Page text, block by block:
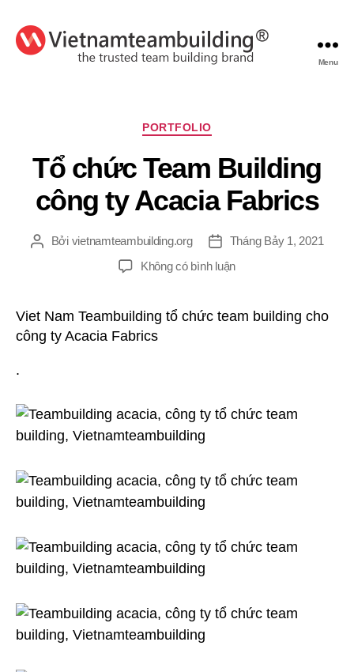
Menu
Chuyên
PORTFOLIO
Tổ chức Team Building
công ty Acacia Fabrics
TácBởi vietnamteambuilding.org
Ngày
đăng
Tháng Bảy 1, 2021
Không có bình luậnở
Team
Viet Nam Teambuilding tổ chức team building cho
công ty Acacia Fabrics
.